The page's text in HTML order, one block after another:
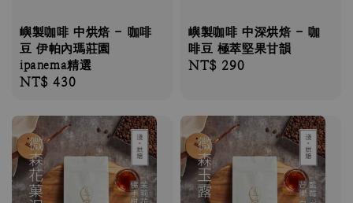
嶼製咖啡 中烘焙 - 咖啡
豆 伊帕內瑪莊園
ipanema精選
Regular
NT$ 430
嶼製咖啡 中深烘焙 - 咖
啡豆 極萃堅果甘韻
Regular
NT$ 290